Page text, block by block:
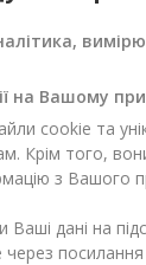
на Вашому
cookie та
Крім того,
з Вашого
дані на
через